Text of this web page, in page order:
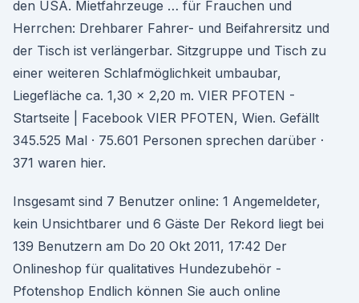
den USA. Mietfahrzeuge … für Frauchen und
Herrchen: Drehbarer Fahrer- und Beifahrersitz und
der Tisch ist verlängerbar. Sitzgruppe und Tisch zu
einer weiteren Schlafmöglichkeit umbaubar,
Liegefläche ca. 1,30 x 2,20 m. VIER PFOTEN -
Startseite | Facebook VIER PFOTEN, Wien. Gefällt
345.525 Mal · 75.601 Personen sprechen darüber ·
371 waren hier.
Insgesamt sind 7 Benutzer online: 1 Angemeldeter,
kein Unsichtbarer und 6 Gäste Der Rekord liegt bei
139 Benutzern am Do 20 Okt 2011, 17:42 Der
Onlineshop für qualitatives Hundezubehör -
Pfotenshop Endlich können Sie auch online